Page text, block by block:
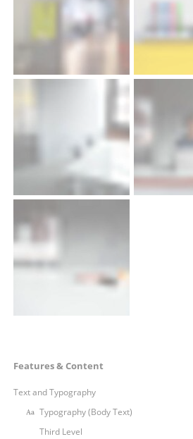
Navigation
Features & Content
Text and Typography
Typography (Body Text)
Third Level